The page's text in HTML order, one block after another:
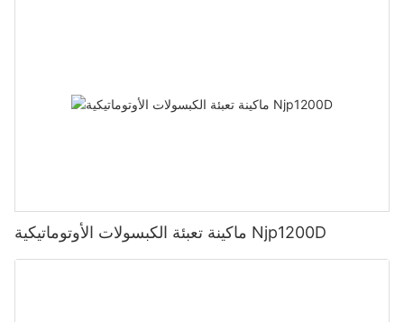
ماكينة تعبئة الكبسولات الأوتوماتيكية Njp1200D